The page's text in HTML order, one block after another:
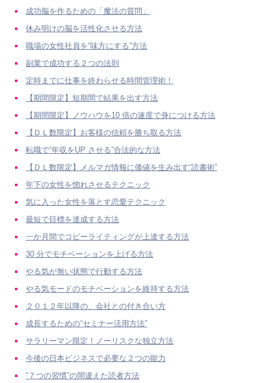
成功脳を作るための「魔法の質問」
休み明けの脳を活性化させる方法
職場の女性社員を“味方にする”方法
副業で成功する２つの法則
定時までに仕事を終わらせる時間管理術！
【期間限定】短期間で結果を出す方法
【期間限定】ノウハウを10 倍の速度で身につける方法
【ＤＬ数限定】お客様の信頼を勝ち取る方法
転職で“年収をUP させる”合法的な方法
【ＤＬ数限定】メルマガ情報に価値を生み出す“読書術”
年下の女性を惚れさせるテクニック
気に入った女性を落とす恋愛テクニック
最短で目標を達成する方法
一か月間でコピーライティングが上達する方法
30 分でモチベーションを上げる方法
やる気が無い状態で行動する方法
やる気モードのモチベーションを維持する方法
２０１２年以降の、会社との付き合い方
成長するための“セミナー活用方法”
サラリーマン限定！ノーリスクな独立方法
今後の日本ビジネスで必要な２つの能力
“７つの習慣”の間違えた読者方法